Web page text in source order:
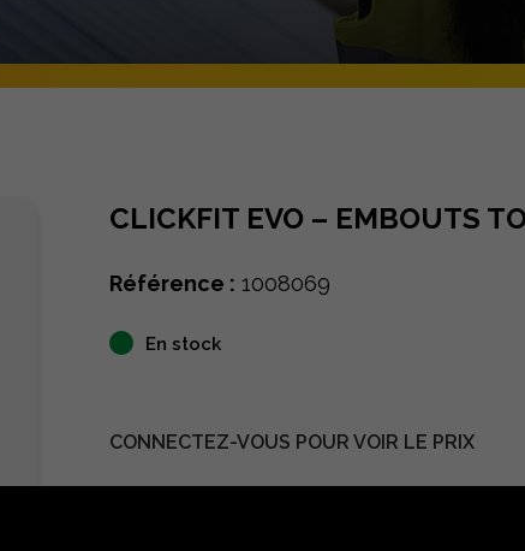
CLICKFIT EVO – EMBOUTS
Référence : 1008069
En stock
CONNECTEZ-VOUS POUR VOIR LE PRIX